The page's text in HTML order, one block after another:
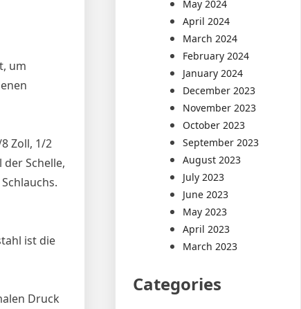
um
Zoll, 1/2
Schelle,
ist die
Druck
May 2024
April 2024
March 2024
February 2024
January 2024
December 2023
November 2023
October 2023
September 2023
August 2023
July 2023
June 2023
May 2023
April 2023
March 2023
Categories